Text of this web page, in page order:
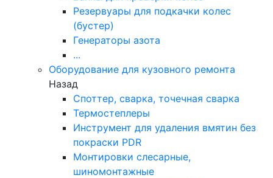
Резервуары для подкачки колес
(бустер)
Генераторы азота
...
Оборудование для кузовного ремонта
Назад
Споттер, сварка, точечная сварка
Термостеплеры
Инструмент для удаления вмятин без
покраски PDR
Монтировки слесарные,
шиномонтажные